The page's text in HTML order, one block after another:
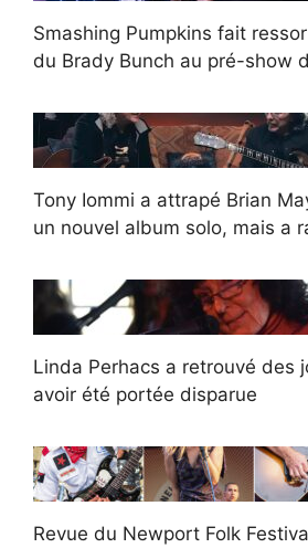
Smashing Pumpkins fait
du Brady Bunch au pré-show
Tony Iommi a attrapé Brian
un nouvel album solo, mais a
Linda Perhacs a retrouvé des
avoir été portée disparue
Revue du Newport Folk